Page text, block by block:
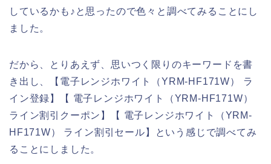
しているかも♪と思ったので色々と調べてみることにし
ました。
だから、とりあえず、思いつく限りのキーワードを書
き出し、【電子レンジホワイト（YRM-HF171W） ラ
イン登録】【 電子レンジホワイト（YRM-HF171W）
ライン割引クーポン】【 電子レンジホワイト（YRM-
HF171W） ライン割引セール】という感じで調べてみ
ることにしました。